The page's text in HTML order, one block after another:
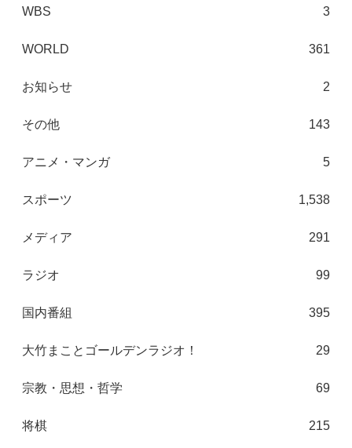
WBS 3
WORLD 361
お知らせ 2
その他 143
アニメ・マンガ 5
スポーツ 1,538
メディア 291
ラジオ 99
国内番組 395
大竹まことゴールデンラジオ！ 29
宗教・思想・哲学 69
将棋 215